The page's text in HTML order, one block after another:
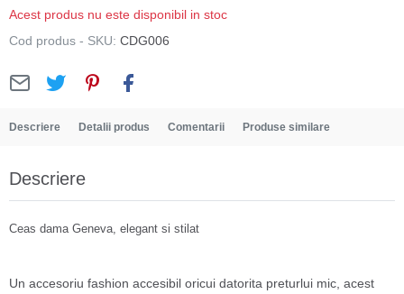
Acest produs nu este disponibil in stoc
Cod produs - SKU: CDG006
Descriere Detalii produs Comentarii Produse similare
Descriere
Ceas dama Geneva, elegant si stilat
Un accesoriu fashion accesibil oricui datorita preturlui mic, acest